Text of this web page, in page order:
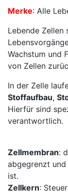
Merke: Alle
Lebende Zellen
Wachstum und
von Zellen
In der Zelle
Stoffaufbau,
Hierfür sind
verantwortlich.
Zellmembran:
abgegrenzt
ist.
Zellkern: